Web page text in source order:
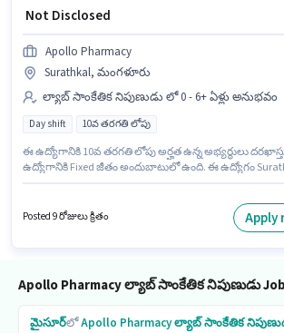
₹ Not Disclosed
Apollo Pharmacy
Surathkal, మంగళూరు
ల్యాబ్ సాంకేతిక నిపుణుడు లో 0 - 6+ ఏళ్లు అనుభవం
Day shift 10వ తరగతి లోపు
ఈ ఉద్యోగానికి 10వ తరగతి లోపు అర్హత ఉన్న అభ్యర్థులు
ఉద్యోగానికి Fixed జీతం అందుబాటులో ఉంది. ఈ ఉద్యోగం
Retail Trainee Pharmacist ఉద్యోగానికి క్రియాశీలకంగా
ఈ ఉద్యోగం 0 - 6+ ఏళ్లు సంవత్సరాల అనుభవం ఉన్న వారికి
Posted 9 రోజులు క్రితం Apply
Apollo Pharmacy ల్యాబ్ సాంకేతిక నిపుణుడు
మైసూర్లోApollo Pharmacyల్యాబ్ సాంకేతిక